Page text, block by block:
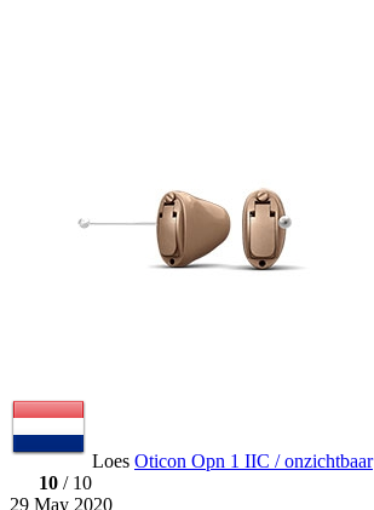
Loes Oticon Opn 1 IIC / onzichtbaar
10 / 10
29 May 2020